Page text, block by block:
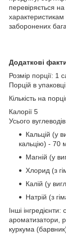
перевіряється на
характеристикам
заборонених
Додаткові
Розмір порції: 1
Порцій в
Кількість на
Калорії 5
Усього
Кальцій (у
кальцію) - 70
Магній (у
Хлорид (з
Калій (у
Натрій (з
Інші
ароматизатори,
куркума